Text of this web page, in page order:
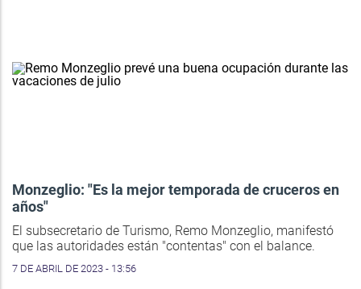
Monzeglio: "Es la mejor temporada de cruceros en
años"
El subsecretario de Turismo, Remo Monzeglio, manifestó
que las autoridades están "contentas" con el balance.
7 DE ABRIL DE 2023 - 13:56